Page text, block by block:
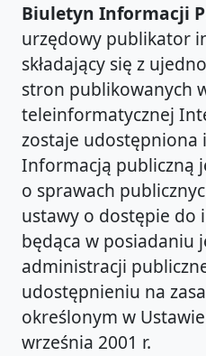
Biuletyn Informacji
urzędowy publikator
składający się z
stron publikowanych
teleinformatycznej
zostaje udostępniona
Informacją publiczną
o sprawach
ustawy o dostępie do
będąca w posiadaniu
administracji
udostępnieniu na
określonym w
września 2001 r.